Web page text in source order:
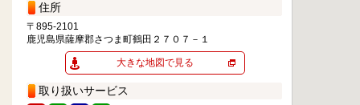
住所
〒895-2101
鹿児島県薩摩郡さつま町鶴田２７０７－１
大きな地図で見る
取り扱いサービス